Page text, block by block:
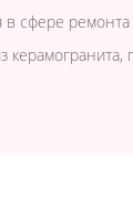
сфере ремонта